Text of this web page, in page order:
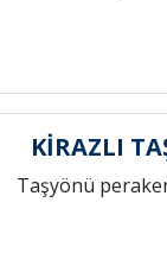
KİRAZLI
Taşyönü